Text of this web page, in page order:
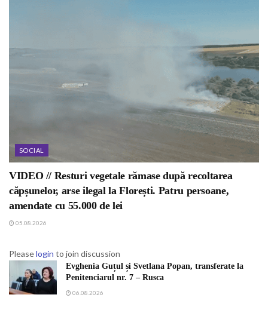
SOCIAL
VIDEO // Resturi vegetale rămase după recoltarea
căpșunelor, arse ilegal la Florești. Patru persoane,
amendate cu 55.000 de lei
05.08.2026
Pleaselogin to join discussion
Evghenia Guțul și Svetlana Popan, transferate la
Penitenciarul nr. 7 – Rusca
06.08.2026